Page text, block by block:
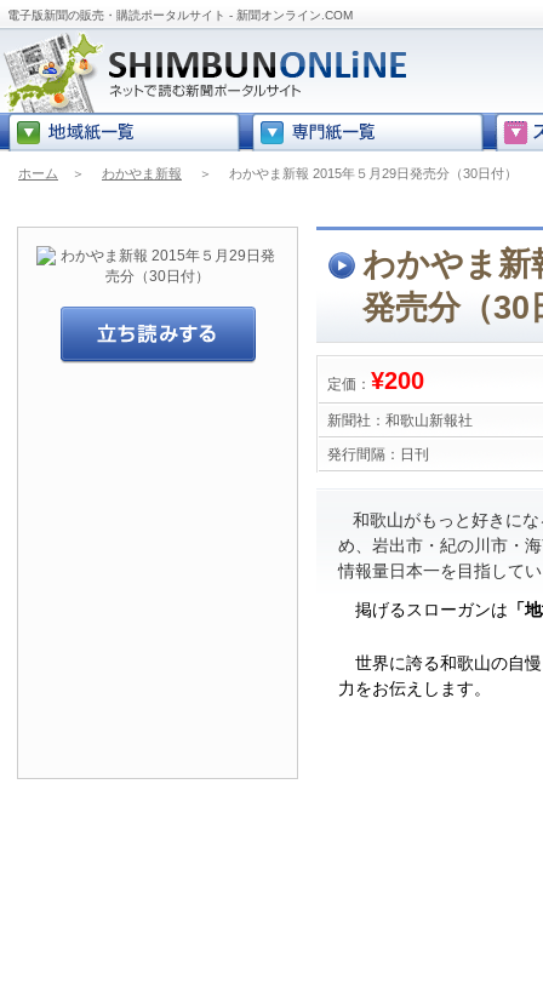
電子版新聞の販売・購読ポータルサイト - 新聞オンライン.COM
ホーム ＞ わかやま新報 ＞ わかやま新報 2015年５月29日発売分（30日付）
わかやま新
発売分（30
定価： ¥200
新聞社： 和歌山新報社
発行間隔： 日刊
和歌山がもっと好きに
め、岩出市・紀の川市・
情報量日本一を目指して
掲げるスローガンは 「
世界に誇る和歌山の自
力をお伝えします。